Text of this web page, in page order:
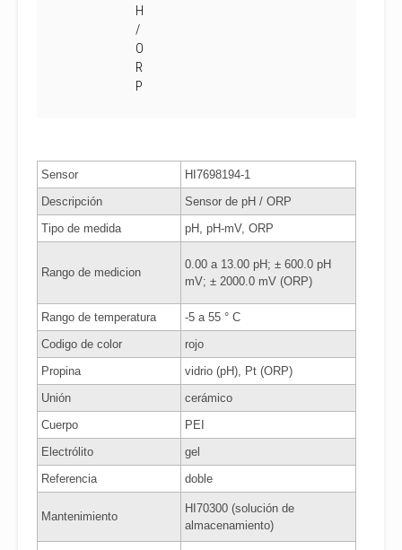
H
/
O
R
P
Sensor
HI7698194-1
Descripción
Sensor de pH / ORP
Tipo de medida
pH, pH-mV, ORP
Rango de medicion
0.00 a 13.00 pH; ± 600.0 pH
mV; ± 2000.0 mV (ORP)
Rango de temperatura
-5 a 55 ° C
Codigo de color
rojo
Propina
vidrio (pH), Pt (ORP)
Unión
cerámico
Cuerpo
PEI
Electrólito
gel
Referencia
doble
Mantenimiento
HI70300 (solución de
almacenamiento)